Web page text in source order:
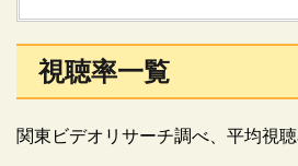
視聴率一覧
関東ビデオリサーチ調べ、平均視聴